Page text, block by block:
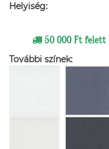
Helyiség:
50 000 Ft felett
További színek: